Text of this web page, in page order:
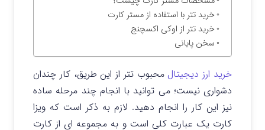
خرید تتر با استفاده از مستر کارت
خرید تتر از اوکی اکسچنج
سخن پایانی
خرید ارز دیجیتال محبوب تتر از این طریق، کار چندان
دشواری نیست؛ می توانید با انجام چند مرحله ساده
نیز این کار را انجام دهید. لازم به ذکر است که ویزا
کارت یک عبارت کلی است و به مجموعه ای از کارت